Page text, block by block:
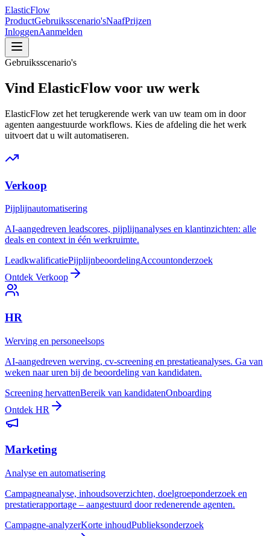
ElasticFlow
ProductGebruiksscenario'sNaafPrijzen
InloggenAanmelden
Gebruiksscenario's
Vind ElasticFlow voor uw werk
ElasticFlow zet het terugkerende werk van uw team om in door
agenten aangestuurde workflows. Kies de afdeling die het werk
uitvoert dat u wilt automatiseren.
Verkoop
Pijplijnautomatisering
AI-aangedreven leadscores, pijplijnanalyses en klantinzichten: alle
deals en context in één werkruimte.
LeadkwalificatiePijplijnbeoordelingAccountonderzoek
Ontdek Verkoop
HR
Werving en personeelsops
AI-aangedreven werving, cv-screening en prestatieanalyses. Ga van
weken naar uren bij de beoordeling van kandidaten.
Screening hervattenBereik van kandidatenOnboarding
Ontdek HR
Marketing
Analyse en automatisering
Campagneanalyse, inhoudsoverzichten, doelgroeponderzoek en
prestatierapportage – aangestuurd door redenerende agenten.
Campagne-analyzerKorte inhoudPublieksonderzoek